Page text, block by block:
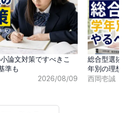
論文対策ですべきこ
準も
2026/08/09
総合型選抜
年別の理想
西岡壱誠